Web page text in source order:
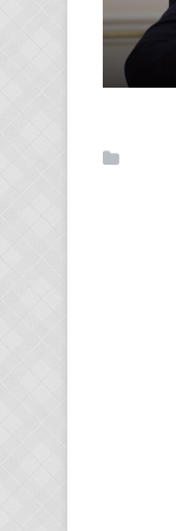
من
وزارة
الاجتماعي